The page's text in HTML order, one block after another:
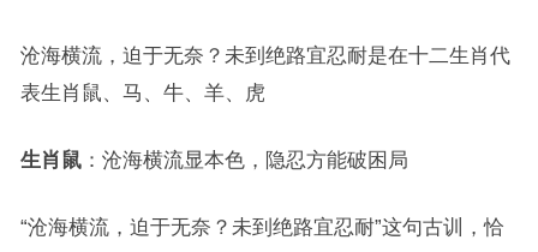
沧海横流，迫于无奈？未到绝路宜忍耐是在十二生肖代
表生肖鼠、马、牛、羊、虎
生肖鼠：沧海横流显本色，隐忍方能破困局
“沧海横流，迫于无奈？未到绝路宜忍耐”这句古训，恰